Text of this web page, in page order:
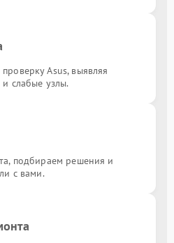
Asus, выявляя
слабые узлы.
подбираем решения и
с вами.